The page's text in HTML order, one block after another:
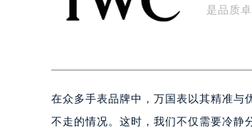
是品质
在众多手表品牌中，万国表以其精准与
不走的情况。这时，我们不仅需要冷静